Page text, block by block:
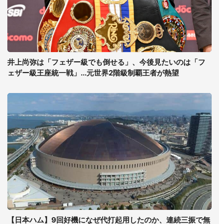
井上尚弥は「フェザー級でも倒せる」、今後見たいのは「フ
ェザー級王座統一戦」...元世界2階級制覇王者が熱望
【日本ハム】9回好機になぜ代打起用したのか、連続三振で無